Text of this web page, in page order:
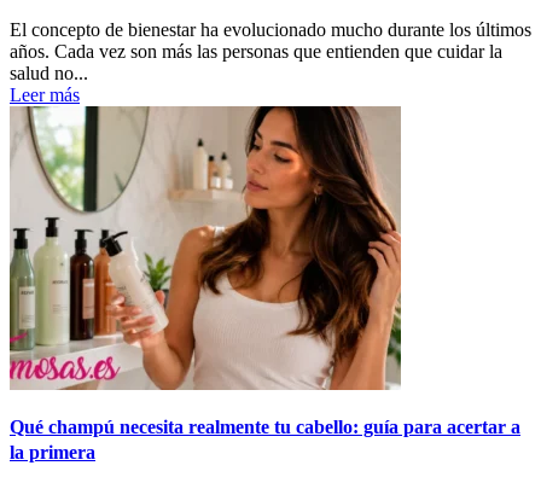
El concepto de bienestar ha evolucionado mucho durante los últimos
años. Cada vez son más las personas que entienden que cuidar la
salud no...
Leer más
Qué champú necesita realmente tu cabello: guía para acertar a
la primera